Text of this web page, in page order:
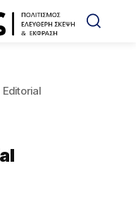
Editorial